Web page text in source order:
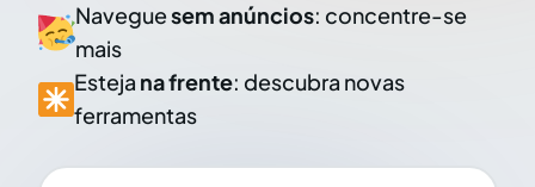
Naveguesem anúncios: concentre-se
mais
Esteja na frente: descubra novas
ferramentas